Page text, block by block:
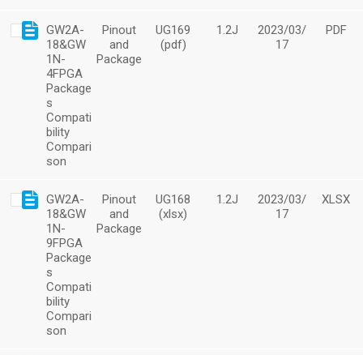
GW2A-
18&GW
1N-
4FPGA
Package
s
Compati
bility
Compari
son
Pinout
and
Package
UG169
(pdf)
1.2J
2023/03/
17
PDF
GW2A-
18&GW
1N-
9FPGA
Package
s
Compati
bility
Compari
son
Pinout
and
Package
UG168
(xlsx)
1.2J
2023/03/
17
XLSX